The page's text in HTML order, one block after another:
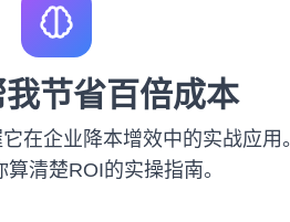
节省百倍成本
在企业降本增效中的实战应用
清楚ROI的实操指南。